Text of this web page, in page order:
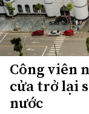
Công viên
cửa trở lại
nước